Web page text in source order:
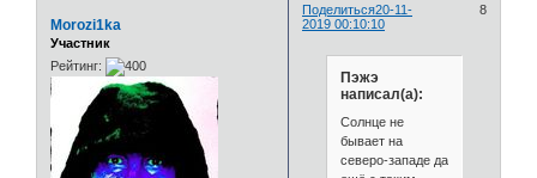
Поделиться 8
20-11-
2019 00:10:10
Morozi1ka
Участник
Рейтинг:
Пэжэ
написал(а):
Солнце не
бывает на
северо-западе да